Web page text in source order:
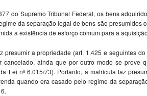
do Supremo Tribunal Federal, os bens
da separação legal de bens são presumidos
a existência de esforço comum para a
presumir a propriedade (art. 1.425 e seguintes
cancelado, ainda que por outro modo se prove
Lei nº 6.015/73). Portanto, a matrícula faz
quando era casado pelo regime da